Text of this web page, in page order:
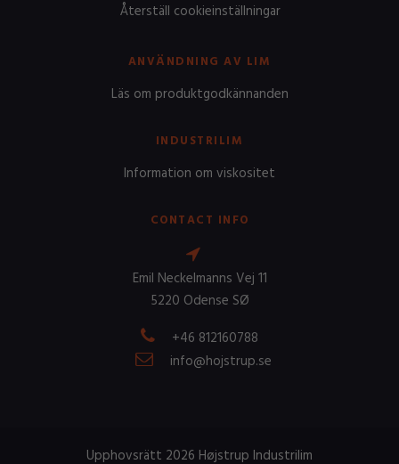
Återställ cookieinställningar
ANVÄNDNING AV LIM
Läs om produktgodkännanden
INDUSTRILIM
Information om viskositet
CONTACT INFO
Emil Neckelmanns Vej 11
5220 Odense SØ
+46 812160788
info@hojstrup.se
Upphovsrätt 2026 Højstrup Industrilim